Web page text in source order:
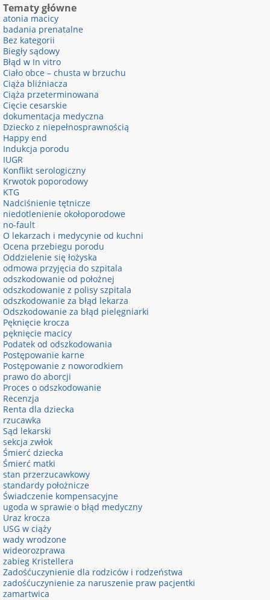
Tematy główne
atonia macicy
badania prenatalne
Bez kategorii
Biegły sądowy
Błąd w In vitro
Ciało obce – chusta w brzuchu
Ciąża bliźniacza
Ciąża przeterminowana
Cięcie cesarskie
dokumentacja medyczna
Dziecko z niepełnosprawnością
Happy end
Indukcja porodu
IUGR
Konflikt serologiczny
Krwotok poporodowy
KTG
Nadciśnienie tętnicze
niedotlenienie okołoporodowe
no-fault
O lekarzach i medycynie od kuchni
Ocena przebiegu porodu
Oddzielenie się łożyska
odmowa przyjęcia do szpitala
odszkodowanie od położnej
odszkodowanie z polisy szpitala
odszkodowanie za błąd lekarza
Odszkodowanie za błąd pielęgniarki
Pęknięcie krocza
pęknięcie macicy
Podatek od odszkodowania
Postępowanie karne
Postępowanie z noworodkiem
prawo do aborcji
Proces o odszkodowanie
Recenzja
Renta dla dziecka
rzucawka
Sąd lekarski
sekcja zwłok
Śmierć dziecka
Śmierć matki
stan przerzucawkowy
standardy położnicze
Świadczenie kompensacyjne
ugoda w sprawie o błąd medyczny
Uraz krocza
USG w ciąży
wady wrodzone
wideorozprawa
zabieg Kristellera
Zadośćuczynienie dla rodziców i rodzeństwa
zadośćuczynienie za naruszenie praw pacjentki
zamartwica